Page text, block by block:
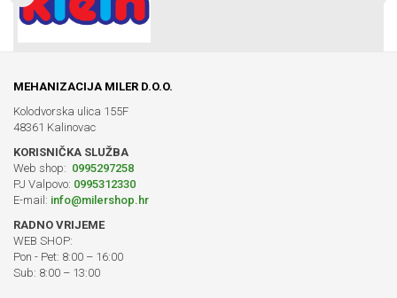
MEHANIZACIJA MILER D.O.O.
Kolodvorska ulica 155F
48361 Kalinovac
KORISNIČKA SLUŽBA
Web shop: 0995297258
PJ Valpovo: 0995312330
E-mail: info@milershop.hr
RADNO VRIJEME
WEB SHOP:
Pon - Pet: 8:00 – 16:00
Sub: 8:00 – 13:00